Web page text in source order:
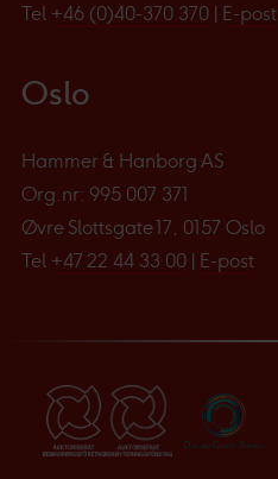
Tel +46 (0)40-370 370 | E-post
Oslo
Hammer & Hanborg AS
Org.nr: 995 007 371
Øvre Slottsgate 17, 0157 Oslo
Tel +47 22 44 33 00 | E-post